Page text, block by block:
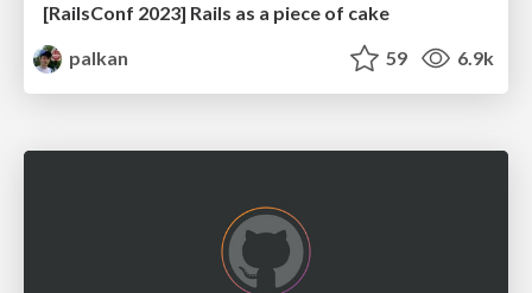
[RailsConf 2023] Rails as a piece of cake
palkan
59 6.9k